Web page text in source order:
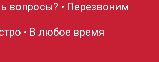
вопросы? • Перезвоним
• В любое время